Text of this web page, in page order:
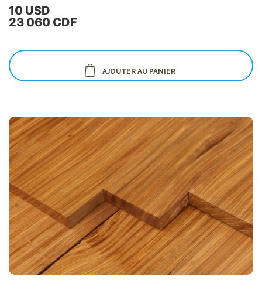
10 USD
23 060 CDF
AJOUTER AU PANIER